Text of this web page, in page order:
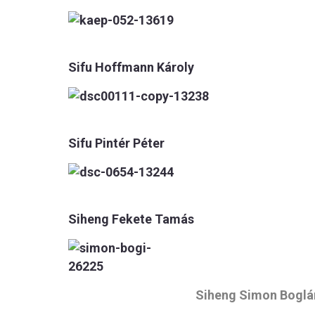
Sifu Hoffmann Károly
Sifu Pintér Péter
Siheng Fekete Tamás
Siheng Simon